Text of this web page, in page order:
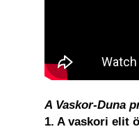
A Vaskor-Duna
1. ​A vaskori elit